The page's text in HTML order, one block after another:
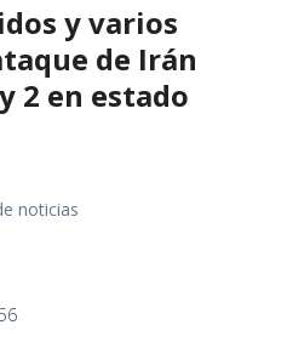
y varios
de Irán
2 en estado
noticias